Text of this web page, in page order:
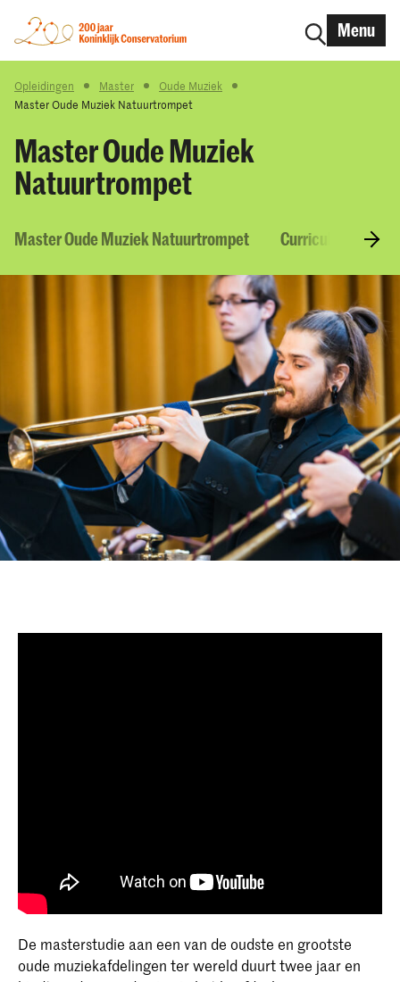
Menu
Opleidingen Master
Oude Muziek
Master Oude Muziek Natuurtrompet
Master Oude Muziek
Natuurtrompet
Master Oude Muziek Natuurtrompet Curriculum &
De masterstudie aan een van de oudste en grootste
oude muziekafdelingen ter wereld duurt twee jaar en